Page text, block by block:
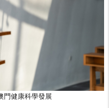
門健康科學發展